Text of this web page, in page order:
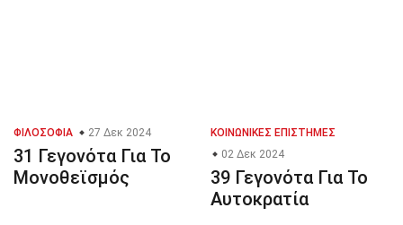
ΦΙΛΟΣΟΦΊΑ 27 Δεκ 2024
31 Γεγονότα Για Το
Μονοθεϊσμός
ΚΟΙΝΩΝΙΚΈΣ ΕΠΙΣΤΉΜΕΣ
02 Δεκ 2024
39 Γεγονότα Για Το
Αυτοκρατία